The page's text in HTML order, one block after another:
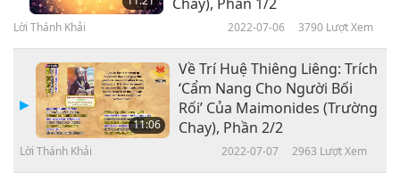
Lời Thánh Khải 2022-07-06 3790 Lượt Xem
11:06
Về Trí Huệ Thiêng Liêng: Trích
‘Cẩm Nang Cho Người Bối
Rối’ Của Maimonides (Trường
Chay), Phần 2/2
Lời Thánh Khải 2022-07-07 2963 Lượt Xem